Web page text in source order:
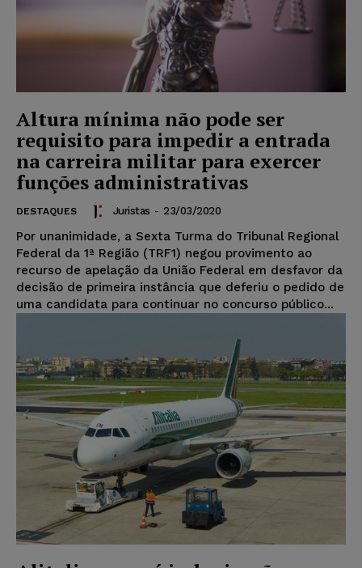
Altura mínima não pode ser
requisito para impedir a entrada
na carreira militar para exercer
funções administrativas
DESTAQUES Juristas - 23/03/2020
Por unanimidade, a Sexta Turma do Tribunal Regional
Federal da 1ª Região (TRF1) negou provimento ao
recurso de apelação da União Federal em desfavor da
decisão de primeira instância que deferiu o pedido de
uma candidata para continuar no concurso público...